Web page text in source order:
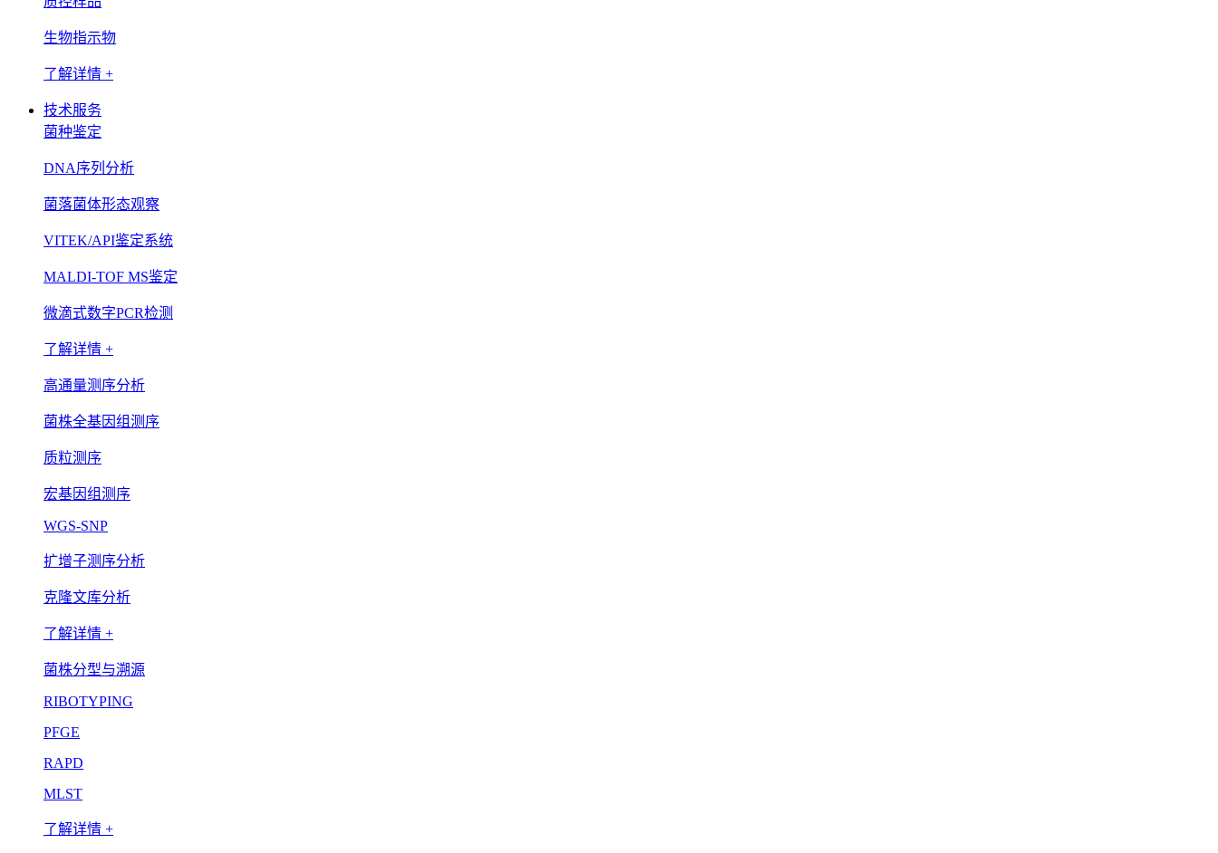
生物指示物
了解详情 +
技术服务
菌种鉴定
DNA序列分析
菌落菌体形态观察
VITEK/API鉴定系统
MALDI-TOF MS鉴定
微滴式数字PCR检测
了解详情 +
高通量测序分析
菌株全基因组测序
质粒测序
宏基因组测序
WGS-SNP
扩增子测序分析
克隆文库分析
了解详情 +
菌株分型与溯源
RIBOTYPING
PFGE
RAPD
MLST
了解详情 +